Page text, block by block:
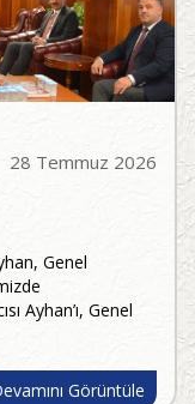
28 Temmuz 2026
Genel
Ayhan’ı, Genel
Görüntüle